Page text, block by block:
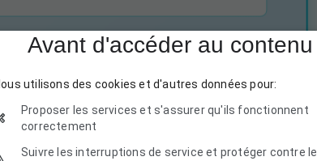
Avant d'accéder au contenu
utilisons des cookies et d'autres données pour:
Proposer les services et s'assurer qu'ils fonctionnent
correctement
Suivre les interruptions de service et protéger contre le